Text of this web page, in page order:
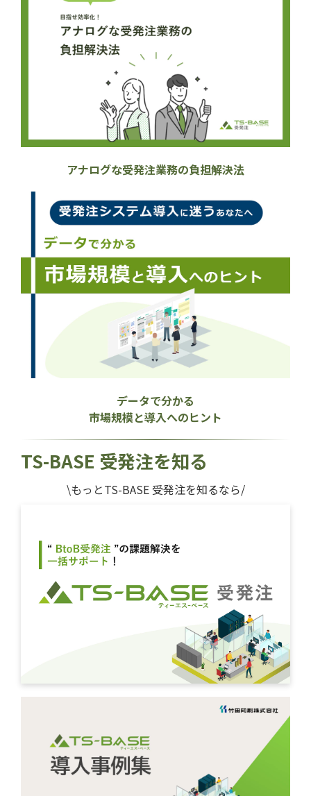
アナログな受発注業務の負担解決法
データで分かる
市場規模と導入へのヒント
TS-BASE 受発注を知る
\もっとTS-BASE 受発注を知るなら/